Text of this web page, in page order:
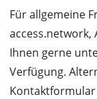
Für allgemeine
Ihnen gerne
Verfügung.